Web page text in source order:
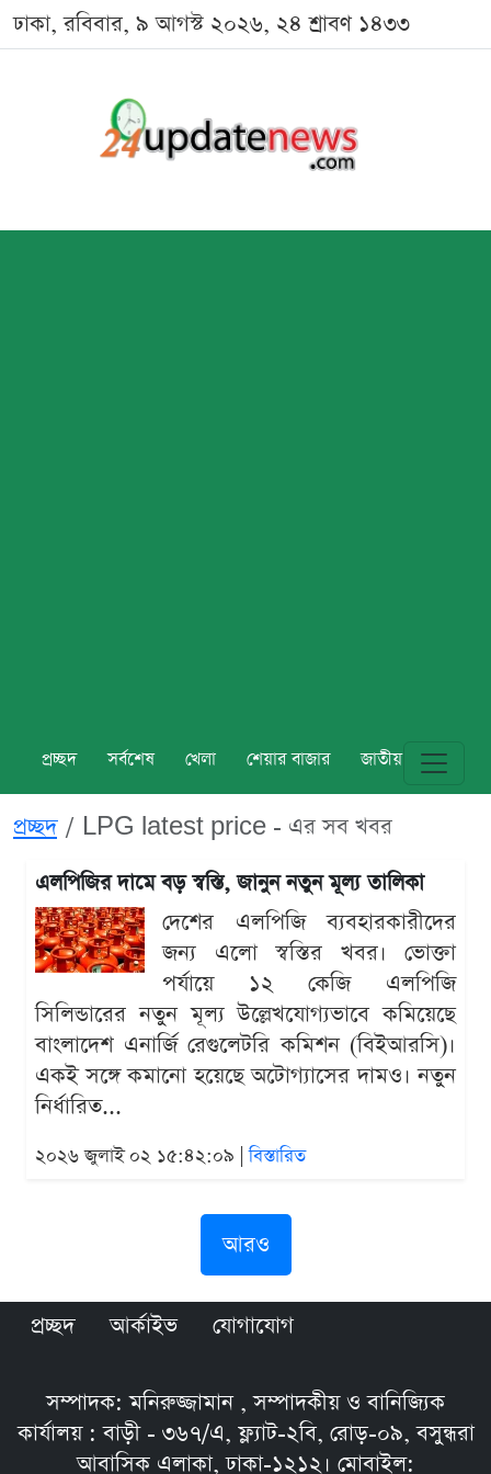
ঢাকা, রবিবার, ৯ আগস্ট ২০২৬, ২৪ শ্রাবণ ১৪৩৩
প্রচ্ছদ সর্বশেষ খেলা শেয়ার বাজার জাতীয় বিশ্ব
প্রচ্ছদ LPG latest price - এর সব খবর
এলপিজির দামে বড় স্বস্তি, জানুন নতুন মূল্য তালিকা
দেশের এলপিজি ব্যবহারকারীদের
জন্য এলো স্বস্তির খবর। ভোক্তা
পর্যায়ে ১২ কেজি এলপিজি
সিলিন্ডারের নতুন মূল্য উল্লেখযোগ্যভাবে কমিয়েছে
বাংলাদেশ এনার্জি রেগুলেটরি কমিশন (বিইআরসি)।
একই সঙ্গে কমানো হয়েছে অটোগ্যাসের দামও। নতুন
নির্ধারিত...
২০২৬ জুলাই ০২ ১৫:৪২:০৯ |বিস্তারিত
আরও
প্রচ্ছদ আর্কাইভ যোগাযোগ
সম্পাদক: মনিরুজ্জামান , সম্পাদকীয় ও বানিজ্যিক
কার্যালয় : বাড়ী - ৩৬৭/এ, ফ্ল্যাট-২বি, রোড়-০৯, বসুন্ধরা
আবাসিক এলাকা, ঢাকা-১২১২। মোবাইল: